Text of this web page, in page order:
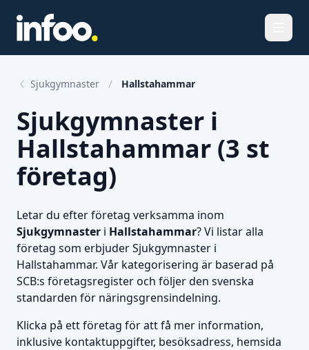
Sjukgymnaster Hallstahammar
Sjukgymnaster i
Hallstahammar (3 st
företag)
Letar du efter företag verksamma inom
Sjukgymnaster i Hallstahammar? Vi listar alla
företag som erbjuder Sjukgymnaster i
Hallstahammar. Vår kategorisering är baserad på
SCB:s företagsregister och följer den svenska
standarden för näringsgrensindelning.
Klicka på ett företag för att få mer information,
inklusive kontaktuppgifter, besöksadress, hemsida